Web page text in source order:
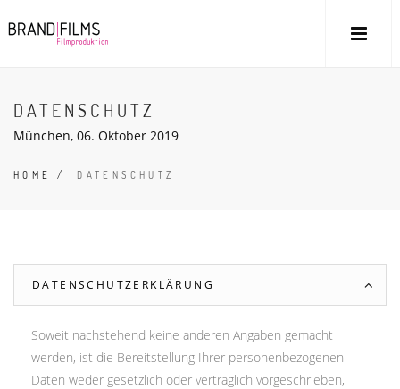
DATENSCHUTZ
München, 06. Oktober 2019
HOME / DATENSCHUTZ
DATENSCHUTZERKLÄRUNG
Soweit nachstehend keine anderen Angaben gemacht
werden, ist die Bereitstellung Ihrer personenbezogenen
Daten weder gesetzlich oder vertraglich vorgeschrieben,